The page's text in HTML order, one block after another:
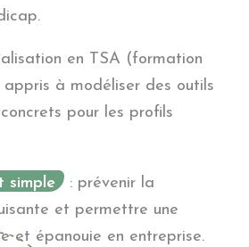
en TSA (formation
à modéliser des outils
pour les profils
simple
: prévenir la
et permettre une
et épanouie en entreprise.